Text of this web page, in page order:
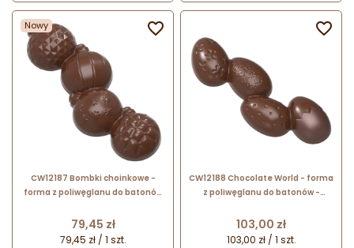
Nowy
CW12187 Bombki choinkowe -
forma z poliwęglanu do batonów
poj. 40 g x 6 batonów
Cena
79,45 zł
79,45 zł / 1 szt.

CW12188 Chocolate World - forma
z poliwęglanu do batonów -
mm / poj. 38 g x 6 batonów
Cena
103,00 zł
103,00 zł / 1 szt.
